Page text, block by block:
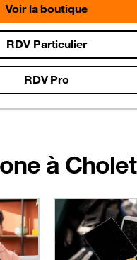
Voir la boutique
RDV Particulier
RDV Pro
à Cholet